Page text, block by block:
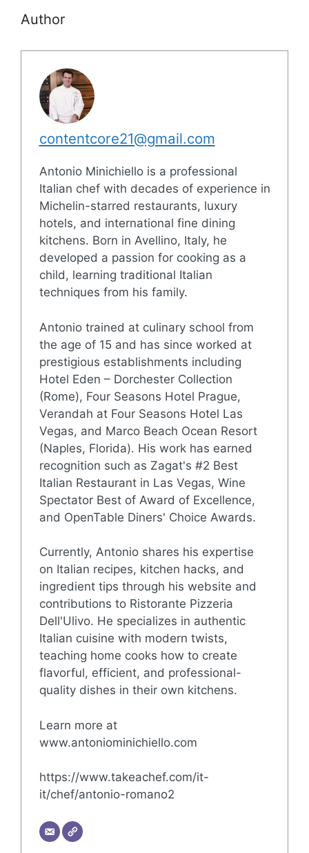
Author
contentcore21@gmail.com
Antonio Minichiello is a professional
Italian chef with decades of experience in
Michelin-starred restaurants, luxury
hotels, and international fine dining
kitchens. Born in Avellino, Italy, he
developed a passion for cooking as a
child, learning traditional Italian
techniques from his family.
Antonio trained at culinary school from
the age of 15 and has since worked at
prestigious establishments including
Hotel Eden – Dorchester Collection
(Rome), Four Seasons Hotel Prague,
Verandah at Four Seasons Hotel Las
Vegas, and Marco Beach Ocean Resort
(Naples, Florida). His work has earned
recognition such as Zagat's #2 Best
Italian Restaurant in Las Vegas, Wine
Spectator Best of Award of Excellence,
and OpenTable Diners' Choice Awards.
Currently, Antonio shares his expertise
on Italian recipes, kitchen hacks, and
ingredient tips through his website and
contributions to Ristorante Pizzeria
Dell'Ulivo. He specializes in authentic
Italian cuisine with modern twists,
teaching home cooks how to create
flavorful, efficient, and professional-
quality dishes in their own kitchens.
Learn more at
www.antoniominichiello.com
https://www.takeachef.com/it-
it/chef/antonio-romano2